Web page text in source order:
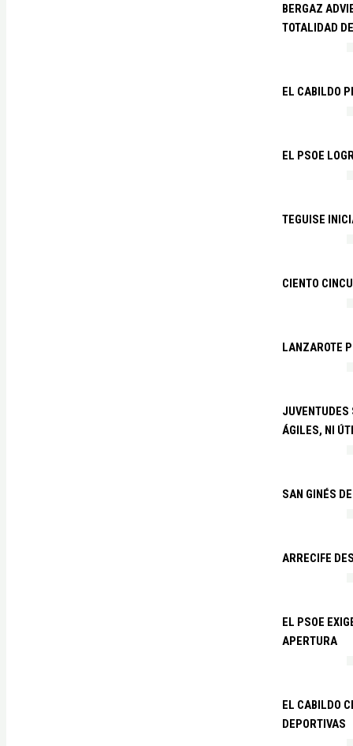
BERGAZ
TOTALIDAD
EL CABILDO
EL PSOE
TEGUISE
CIENTO
LANZAROTE
JUVENTUDES
ÁGILES, NI
SAN GINÉS
ARRECIFE
EL PSOE
APERTURA
EL CABILDO
DEPORTIVAS